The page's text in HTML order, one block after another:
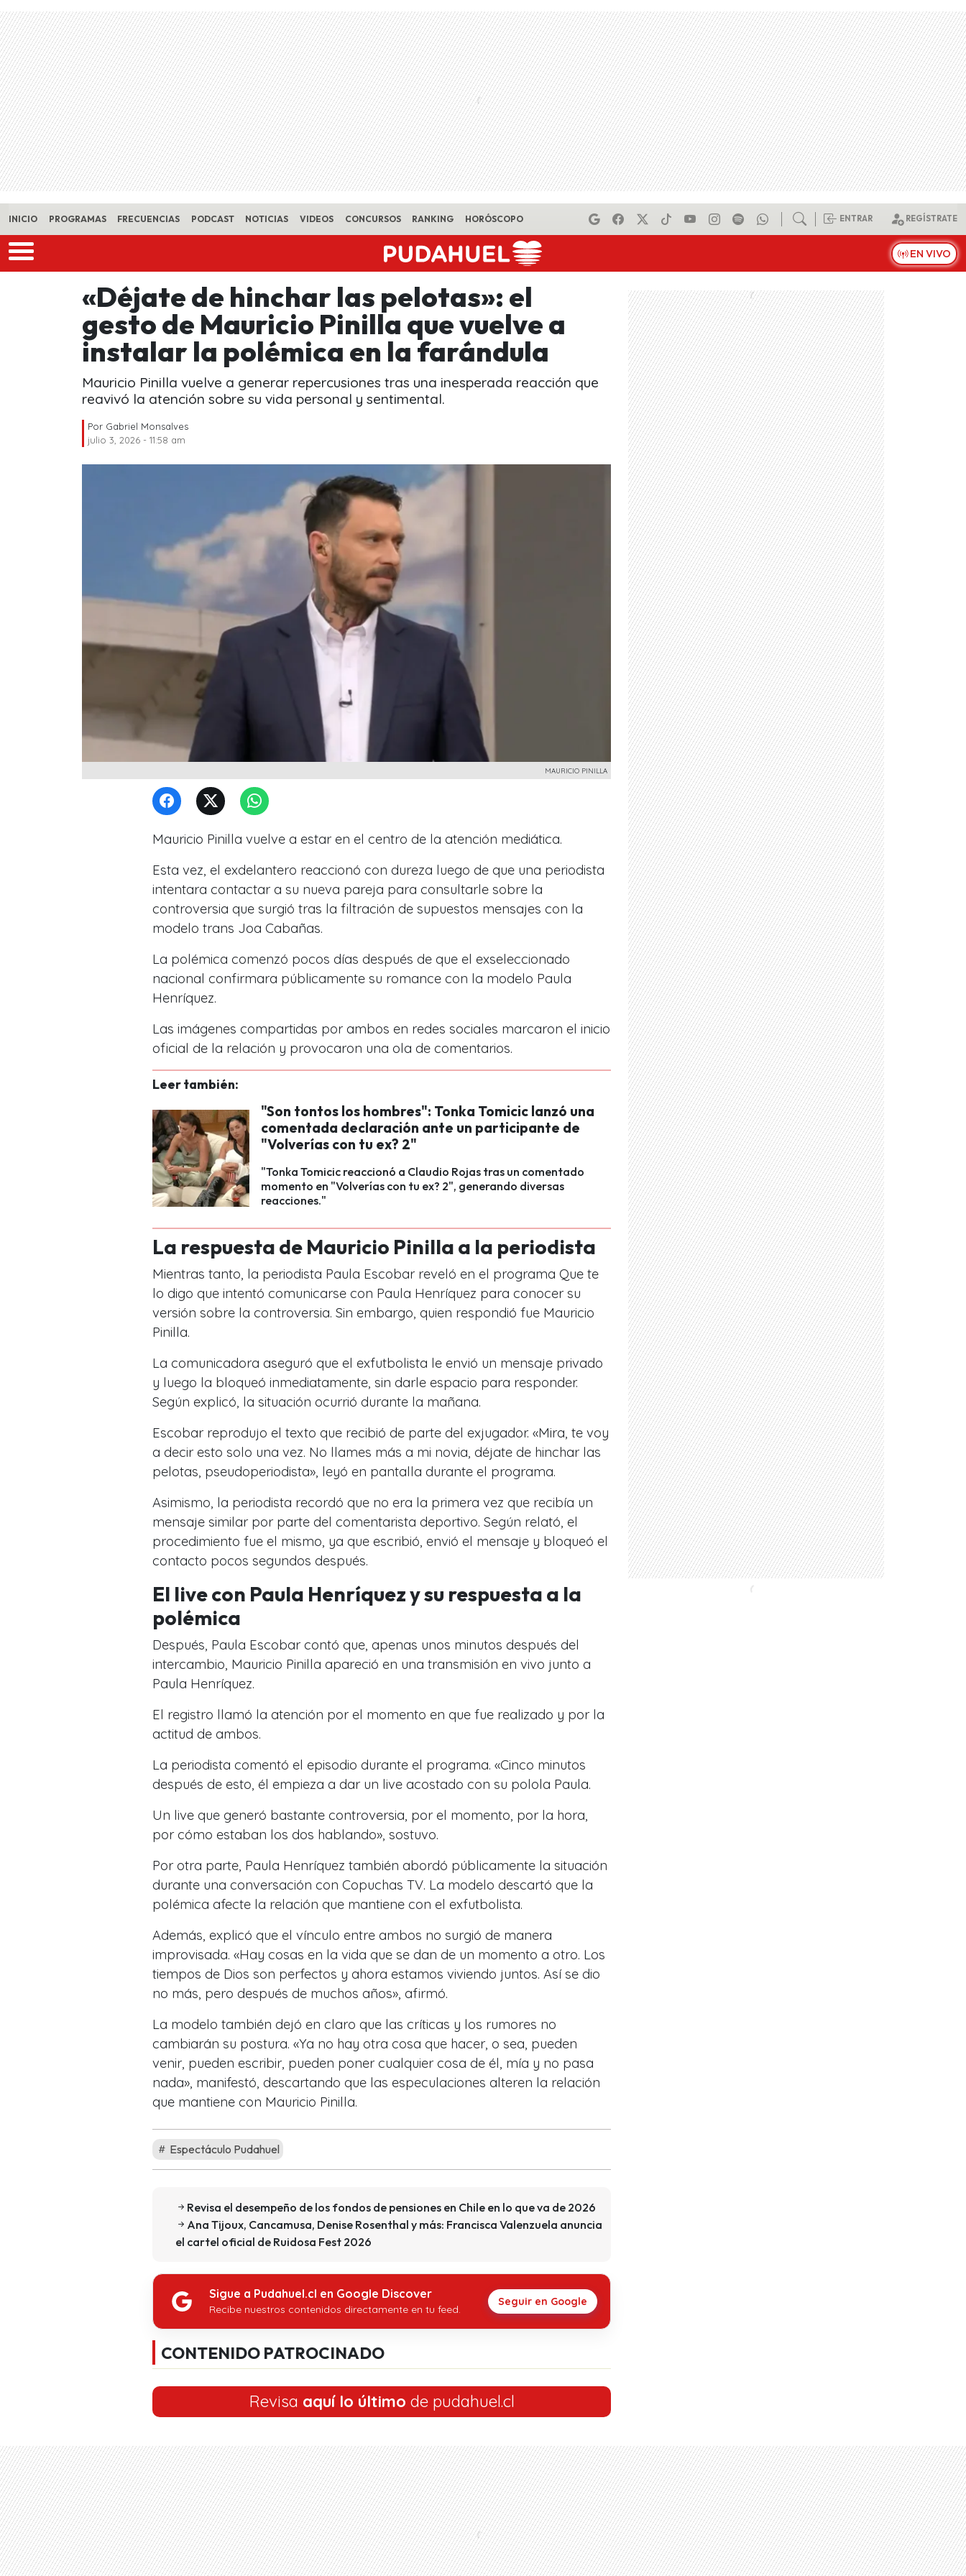
Skip to main content
INICIO PROGRAMAS FRECUENCIAS PODCAST NOTICIAS VIDEOS CONCURSOS RANKING HORÓSCOPO ENTRAR REGÍSTRATE
EN VIVO
«Déjate de hinchar las pelotas»: el
gesto de Mauricio Pinilla que vuelve a
instalar la polémica en la farándula
Mauricio Pinilla vuelve a generar repercusiones tras una inesperada reacción que
reavivó la atención sobre su vida personal y sentimental.
Por Gabriel Monsalves
julio 3, 2026 - 11:58 am
MAURICIO PINILLA
Mauricio Pinilla vuelve a estar en el centro de la atención mediática.
Esta vez, el exdelantero reaccionó con dureza luego de que una periodista
intentara contactar a su nueva pareja para consultarle sobre la
controversia que surgió tras la filtración de supuestos mensajes con la
modelo trans Joa Cabañas.
La polémica comenzó pocos días después de que el exseleccionado
nacional confirmara públicamente su romance con la modelo Paula
Henríquez.
Las imágenes compartidas por ambos en redes sociales marcaron el inicio
oficial de la relación y provocaron una ola de comentarios.
Leer también:
"Son tontos los hombres": Tonka Tomicic lanzó una
comentada declaración ante un participante de
"Volverías con tu ex? 2"
"Tonka Tomicic reaccionó a Claudio Rojas tras un comentado
momento en "Volverías con tu ex? 2", generando diversas
reacciones."
La respuesta de Mauricio Pinilla a la periodista
Mientras tanto, la periodista Paula Escobar reveló en el programa Que te
lo digo que intentó comunicarse con Paula Henríquez para conocer su
versión sobre la controversia. Sin embargo, quien respondió fue Mauricio
Pinilla.
La comunicadora aseguró que el exfutbolista le envió un mensaje privado
y luego la bloqueó inmediatamente, sin darle espacio para responder.
Según explicó, la situación ocurrió durante la mañana.
Escobar reprodujo el texto que recibió de parte del exjugador. «Mira, te voy
a decir esto solo una vez. No llames más a mi novia, déjate de hinchar las
pelotas, pseudoperiodista», leyó en pantalla durante el programa.
Asimismo, la periodista recordó que no era la primera vez que recibía un
mensaje similar por parte del comentarista deportivo. Según relató, el
procedimiento fue el mismo, ya que escribió, envió el mensaje y bloqueó el
contacto pocos segundos después.
El live con Paula Henríquez y su respuesta a la
polémica
Después, Paula Escobar contó que, apenas unos minutos después del
intercambio, Mauricio Pinilla apareció en una transmisión en vivo junto a
Paula Henríquez.
El registro llamó la atención por el momento en que fue realizado y por la
actitud de ambos.
La periodista comentó el episodio durante el programa. «Cinco minutos
después de esto, él empieza a dar un live acostado con su polola Paula.
Un live que generó bastante controversia, por el momento, por la hora,
por cómo estaban los dos hablando», sostuvo.
Por otra parte, Paula Henríquez también abordó públicamente la situación
durante una conversación con Copuchas TV. La modelo descartó que la
polémica afecte la relación que mantiene con el exfutbolista.
Además, explicó que el vínculo entre ambos no surgió de manera
improvisada. «Hay cosas en la vida que se dan de un momento a otro. Los
tiempos de Dios son perfectos y ahora estamos viviendo juntos. Así se dio
no más, pero después de muchos años», afirmó.
La modelo también dejó en claro que las críticas y los rumores no
cambiarán su postura. «Ya no hay otra cosa que hacer, o sea, pueden
venir, pueden escribir, pueden poner cualquier cosa de él, mía y no pasa
nada», manifestó, descartando que las especulaciones alteren la relación
que mantiene con Mauricio Pinilla.
Espectáculo Pudahuel
Revisa el desempeño de los fondos de pensiones en Chile en lo que va de 2026
Ana Tijoux, Cancamusa, Denise Rosenthal y más: Francisca Valenzuela anuncia
el cartel oficial de Ruidosa Fest 2026
Sigue a Pudahuel.cl en Google Discover
Recibe nuestros contenidos directamente en tu feed.
Seguir en Google
CONTENIDO PATROCINADO
Revisa aquí lo último de pudahuel.cl